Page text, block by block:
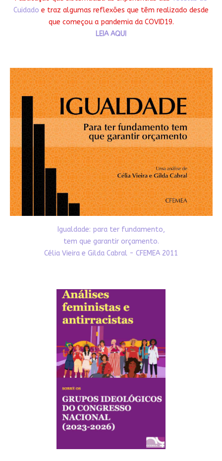
Cuidado e traz algumas reflexões que têm realizado desde
que começou a pandemia da COVID19.
LEIA AQUI
Igualdade: para ter fundamento,
tem que garantir orçamento.
Célia Vieira e Gilda Cabral - CFEMEA 2011